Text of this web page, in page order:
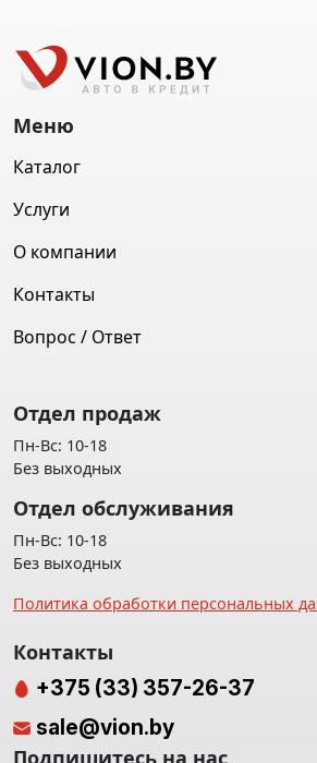
Меню
Каталог
Услуги
О компании
Контакты
Вопрос / Ответ
Отдел продаж
Пн-Вс: 10-18
Без выходных
Отдел обслуживания
Пн-Вс: 10-18
Без выходных
Политика обработки персональных
Контакты
+375 (33) 357-26-37
sale@vion.by
Подпишитесь на нас